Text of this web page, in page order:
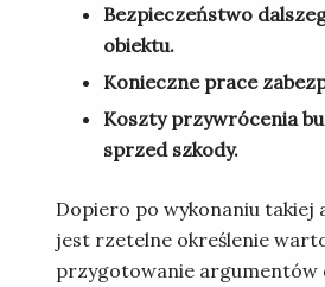
Bezpieczeństwo
obiektu.
Konieczne prace
Koszty przywrócenia
sprzed szkody.
Dopiero po wykonaniu takiej
jest rzetelne określenie
przygotowanie argumentów